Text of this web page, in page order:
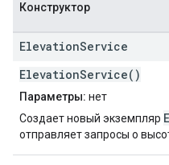
Конструктор
ElevationService
ElevationService()
Параметры: нет
Создает новый экземпляр
отправляет запросы о